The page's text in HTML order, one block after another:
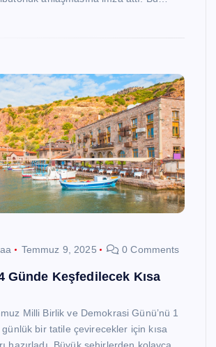
Temmuz 9, 2025 0 Comments
Günde Keşfedilecek Kısa
Milli Birlik ve Demokrasi Günü’nü 1
bir tatile çevirecekler için kısa